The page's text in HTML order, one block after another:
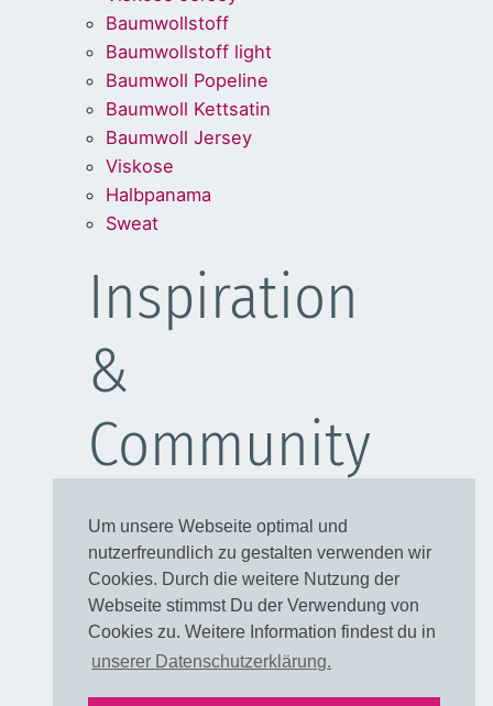
Um unsere Webseite optimal und
nutzerfreundlich zu gestalten verwenden wir
Cookies. Durch die weitere Nutzung der
Webseite stimmst Du der Verwendung von
Cookies zu. Weitere Information findest du in
unserer Datenschutzerklärung.
Baumwollstoff
Baumwollstoff light
Baumwoll Popeline
Baumwoll Kettsatin
Baumwoll Jersey
Viskose
Halbpanama
Sweat
Inspiration
&
Community
Kleider
Blusen
Taschen
Rechtliches